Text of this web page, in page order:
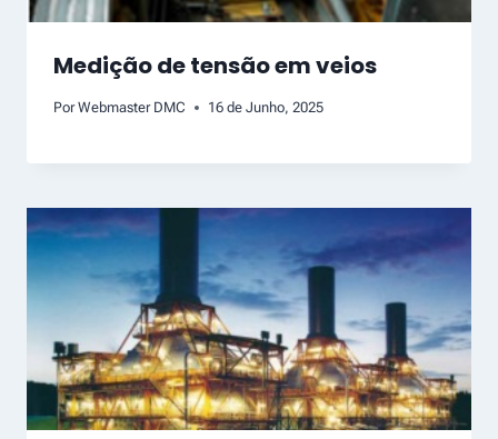
Medição de tensão em veios
Por Webmaster DMC 16 de Junho, 2025